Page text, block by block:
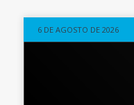
6 DE AGOSTO DE 2026